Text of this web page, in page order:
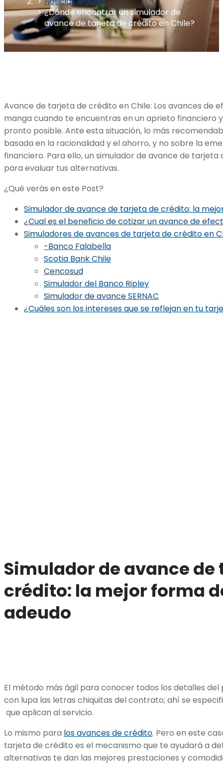
¿Dónde encontrar un simulador de
avance de tarjeta de crédito en Chile?
Avance de tarjeta de crédito en Chile: Los avances de
manga cuando te encuentras en un aprieto financiero
pronto posible. Ante esta situación, lo más
basada en la racionalidad y el ahorro, y no sobre la
financiero. Para ello, un simulador de avance de
para evaluar tus alternativas.
¿Qué verás en este Post?
Simulador de avance de tarjeta de crédito: la
¿Cual es el beneficio de cotizar un avance de
Simuladores de avances de tarjeta de crédito en
-Banco Falabella
Scotia Bank Chile
Cencosud
Simulador del Banco Ripley
Simulador de avance SERNAC
¿Cuáles son los intereses que se reflejan en tu
Simulador de avance
crédito: la mejor forma
adeudo
El método más ágil para conocer todos los detalles
con lupa las letras chiquitas del contrato; ahí se
que aplican al servicio.
Lo mismo para los avances de crédito. Pero en este
tarjeta de crédito es el mecanismo que te ayudará a
alternativas te dan las mejores prestaciones y